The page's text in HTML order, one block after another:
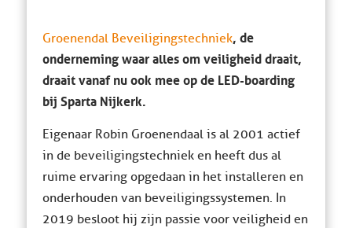
Groenendal Beveiligingstechniek, de
onderneming waar alles om veiligheid draait,
draait vanaf nu ook mee op de LED-boarding
bij Sparta Nijkerk.
Eigenaar Robin Groenendaal is al 2001 actief
in de beveiligingstechniek en heeft dus al
ruime ervaring opgedaan in het installeren en
onderhouden van beveiligingssystemen. In
2019 besloot hij zijn passie voor veiligheid en